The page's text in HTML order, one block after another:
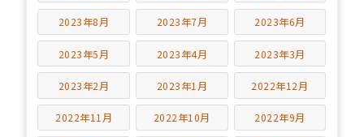
2023年8月 2023年7月 2023年6月
2023年5月 2023年4月 2023年3月
2023年2月 2023年1月 2022年12月
2022年11月 2022年10月 2022年9月